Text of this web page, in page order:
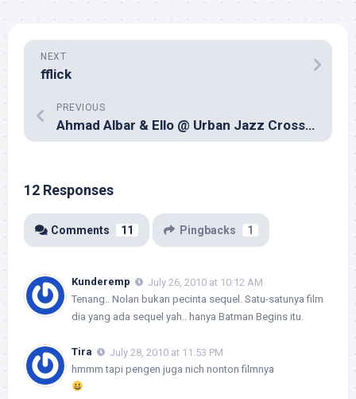
NEXT
fflick
PREVIOUS
Ahmad Albar & Ello @ Urban Jazz Crossover 2010 Surabaya
12 Responses
Comments 11 Pingbacks 1
Kunderemp
July 26, 2010 at 10:12 AM
Tenang.. Nolan bukan pecinta sequel. Satu-satunya film
dia yang ada sequel yah.. hanya Batman Begins itu.
Tira
July 28, 2010 at 11:53 PM
hmmm tapi pengen juga nich nonton filmnya